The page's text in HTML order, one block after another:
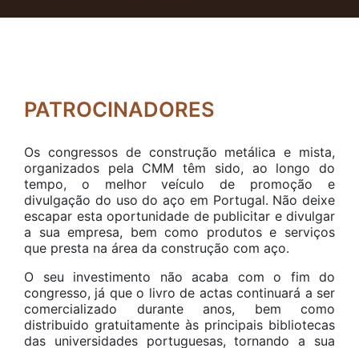
PATROCINADORES
Os congressos de construção metálica e mista,
organizados pela CMM têm sido, ao longo do
tempo, o melhor veículo de promoção e
divulgação do uso do aço em Portugal. Não deixe
escapar esta oportunidade de publicitar e divulgar
a sua empresa, bem como produtos e serviços
que presta na área da construção com aço.
O seu investimento não acaba com o fim do
congresso, já que o livro de actas continuará a ser
comercializado durante anos, bem como
distribuido gratuitamente às principais bibliotecas
das universidades portuguesas, tornando a sua